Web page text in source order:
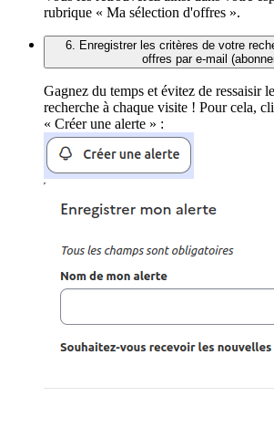
rubrique « Ma sélection d'offres ».
6. Enregistrer les critères de votre
offres par e-mail
Gagnez du temps et évitez de ressaisir
recherche à chaque visite ! Pour cela,
« Créer une alerte » :